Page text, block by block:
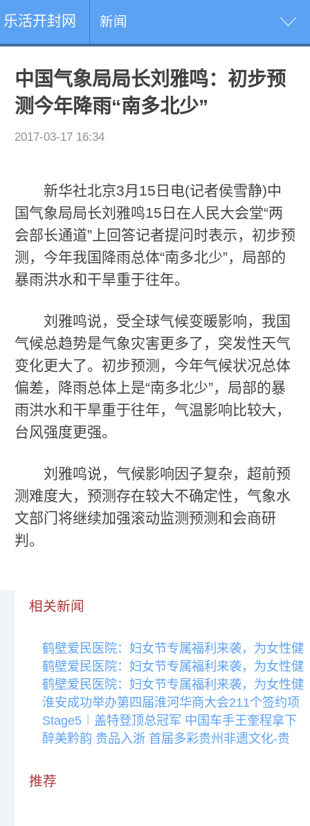
乐活开封网 新闻
中国气象局局长刘雅鸣：初步预
测今年降雨“南多北少”
2017-03-17 16:34
新华社北京3月15日电(记者侯雪静)中
国气象局局长刘雅鸣15日在人民大会堂“两
会部长通道”上回答记者提问时表示，初步预
测，今年我国降雨总体“南多北少”，局部的
暴雨洪水和干旱重于往年。
刘雅鸣说，受全球气候变暖影响，我国
气候总趋势是气象灾害更多了，突发性天气
变化更大了。初步预测，今年气候状况总体
偏差，降雨总体上是“南多北少”，局部的暴
雨洪水和干旱重于往年，气温影响比较大，
台风强度更强。
刘雅鸣说，气候影响因子复杂，超前预
测难度大，预测存在较大不确定性，气象水
文部门将继续加强滚动监测预测和会商研
判。
相关新闻
鹤壁爱民医院：妇女节专属福利来袭，为女性健
鹤壁爱民医院：妇女节专属福利来袭，为女性健
鹤壁爱民医院：妇女节专属福利来袭，为女性健
淮安成功举办第四届淮河华商大会211个签约项
Stage5︱盖特登顶总冠军 中国车手王奎程拿下
醉美黔韵 贵品入浙 首届多彩贵州非遗文化-贵
推荐